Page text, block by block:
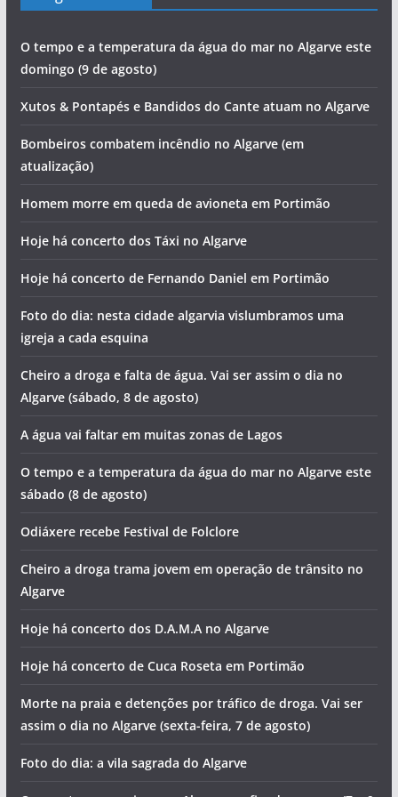
O tempo e a temperatura da água do mar no Algarve este
domingo (9 de agosto)
Xutos & Pontapés e Bandidos do Cante atuam no Algarve
Bombeiros combatem incêndio no Algarve (em
atualização)
Homem morre em queda de avioneta em Portimão
Hoje há concerto dos Táxi no Algarve
Hoje há concerto de Fernando Daniel em Portimão
Foto do dia: nesta cidade algarvia vislumbramos uma
igreja a cada esquina
Cheiro a droga e falta de água. Vai ser assim o dia no
Algarve (sábado, 8 de agosto)
A água vai faltar em muitas zonas de Lagos
O tempo e a temperatura da água do mar no Algarve este
sábado (8 de agosto)
Odiáxere recebe Festival de Folclore
Cheiro a droga trama jovem em operação de trânsito no
Algarve
Hoje há concerto dos D.A.M.A no Algarve
Hoje há concerto de Cuca Roseta em Portimão
Morte na praia e detenções por tráfico de droga. Vai ser
assim o dia no Algarve (sexta-feira, 7 de agosto)
Foto do dia: a vila sagrada do Algarve